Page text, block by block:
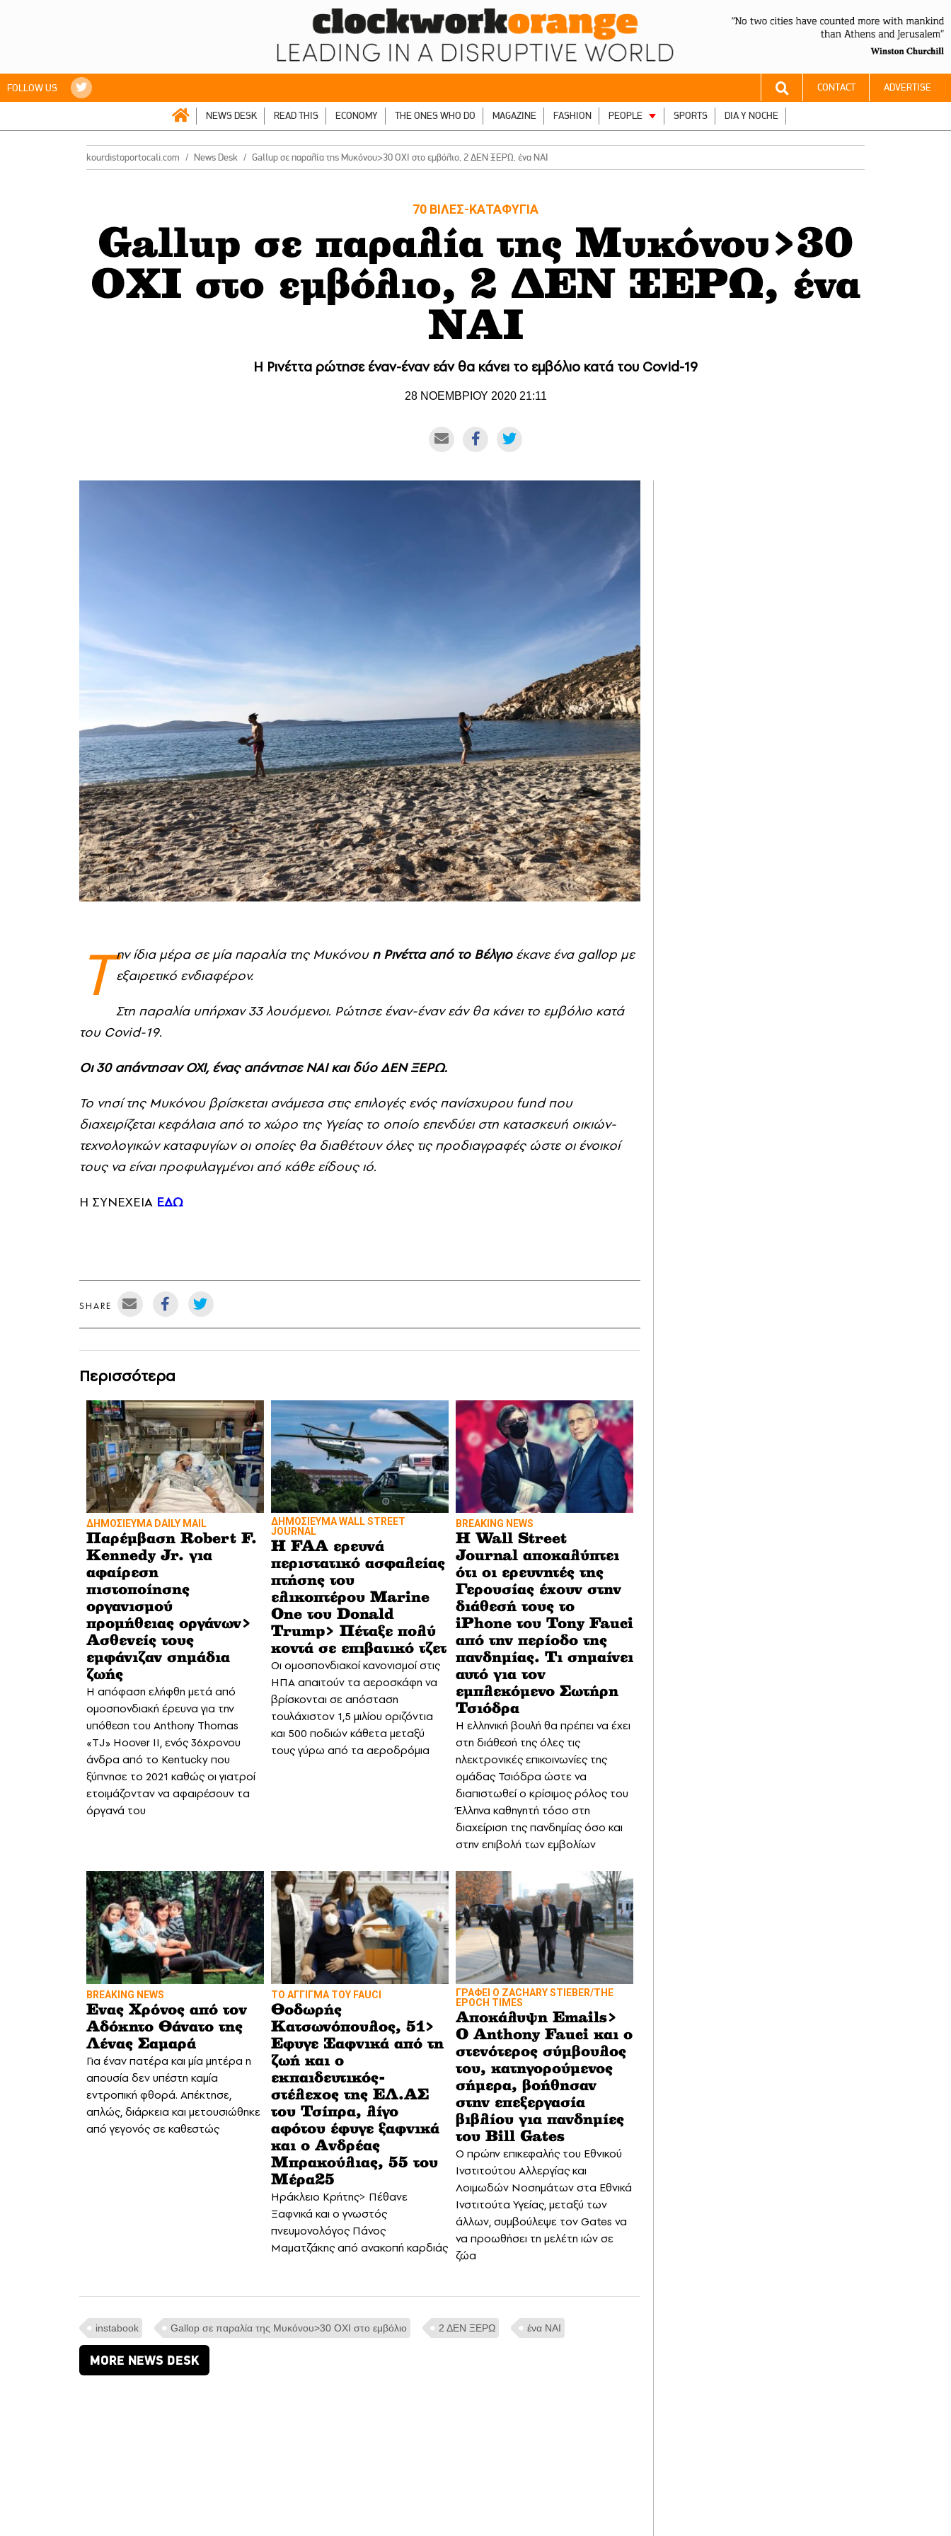
FOLLOW US CONTACT ADVERTISE
NEWS DESK READ THIS ECONOMY THE ONES WHO DO MAGAZINE FASHION PEOPLE SPORTS DIA Y NOCHE
kourdistoportocali.com News Desk Gallup σε παραλία της Μυκόνου>30 ΟΧΙ στο εμβόλιο, 2 ΔΕΝ ΞΕΡΩ, ένα ΝΑΙ
70 ΒΙΛΕΣ-ΚΑΤΑΦΥΓΙΑ
Gallup σε παραλία της Μυκόνου>30
ΟΧΙ στο εμβόλιο, 2 ΔΕΝ ΞΕΡΩ, ένα
ΝΑΙ
Η Ρινέττα ρώτησε έναν-έναν εάν θα κάνει το εμβόλιο κατά του Covid-19
28 ΝΟΕΜΒΡΙΟΥ 2020 21:11
Τ ην ίδια μέρα σε μία παραλία της Μυκόνου η Ρινέττα από το Βέλγιοέκανε ένα gallop με
εξαιρετικό ενδιαφέρον.
Στη παραλία υπήρχαν 33 λουόμενοι. Ρώτησε έναν-έναν εάν θα κάνει το εμβόλιο κατά
του Covid-19.
Oι 30 απάντησαν ΟΧΙ, ένας απάντησε ΝΑΙ και δύο ΔΕΝ ΞΕΡΩ.
Το νησί της Μυκόνου βρίσκεται ανάμεσα στις επιλογές ενός πανίσχυρου fund που
διαχειρίζεται κεφάλαια από το χώρο της Υγείας το οποίο επενδύει στη κατασκευή οικιών-
τεχνολογικών καταφυγίων οι οποίες θα διαθέτουν όλες τις προδιαγραφές ώστε οι ένοικοί
τους να είναι προφυλαγμένοι από κάθε είδους ιό.
Η ΣΥΝΕΧΕΙΑ ΕΔΩ
SHARE
Περισσότερα
ΔΗΜΟΣΙΕΥΜΑ DAILY MAIL
Παρέμβαση Robert F.
Kennedy Jr. για
αφαίρεση
πιστοποίησης
οργανισμού
προμήθειας οργάνων>
Ασθενείς τους
εμφάνιζαν σημάδια
ζωής
Η απόφαση ελήφθη μετά από
ομοσπονδιακή έρευνα για την
υπόθεση του Anthony Thomas
«TJ» Hoover II, ενός 36χρονου
άνδρα από το Kentucky που
ξύπνησε το 2021 καθώς οι γιατροί
ετοιμάζονταν να αφαιρέσουν τα
όργανά του
ΔΗΜΟΣΙΕΥΜΑ WALL STREET
JOURNAL
Η FAA ερευνά
περιστατικό ασφαλείας
πτήσης του
ελικοπτέρου Marine
One του Donald
Trump> Πέταξε πολύ
κοντά σε επιβατικό τζετ
Οι ομοσπονδιακοί κανονισμοί στις
ΗΠΑ απαιτούν τα αεροσκάφη να
βρίσκονται σε απόσταση
τουλάχιστον 1,5 μιλίου οριζόντια
και 500 ποδιών κάθετα μεταξύ
τους γύρω από τα αεροδρόμια
BREAKING NEWS
H Wall Street
Journal αποκαλύπτει
ότι οι ερευνητές της
Γερουσίας έχουν στην
διάθεσή τους το
iPhone του Tony Fauci
από την περίοδο της
πανδημίας. Τι σημαίνει
αυτό για τον
εμπλεκόμενο Σωτήρη
Τσιόδρα
Η ελληνική βουλή θα πρέπει να έχει
στη διάθεσή της όλες τις
ηλεκτρονικές επικοινωνίες της
ομάδας Τσιόδρα ώστε να
διαπιστωθεί ο κρίσιμος ρόλος του
Έλληνα καθηγητή τόσο στη
διαχείριση της πανδημίας όσο και
στην επιβολή των εμβολίων
BREAKING NEWS
Eνας Χρόνος από τον
Αδόκητο Θάνατο της
Λένας Σαμαρά
Για έναν πατέρα και μία μητέρα η
απουσία δεν υπέστη καμία
εντροπική φθορά. Απέκτησε,
απλώς, διάρκεια και μετουσιώθηκε
από γεγονός σε καθεστώς
TO ΆΓΓΙΓΜΑ ΤΟΥ FAUCI
Θοδωρής
Κατσωνόπουλος, 51>
Εφυγε Ξαφνικά από τη
ζωή και ο
εκπαιδευτικός-
στέλεχος της EΛ.ΑΣ
του Τσίπρα, λίγο
αφότου έφυγε ξαφνικά
και ο Ανδρέας
Μπρακούλιας, 55 του
Mέρα25
Hράκλειο Κρήτης> Πέθανε
Ξαφνικά και ο γνωστός
πνευμονολόγος Πάνος
Μαματζάκης από ανακοπή καρδιάς
ΓΡΑΦΕΙ Ο ZACHARY STIEBER/THE
EPOCH TIMES
Αποκάλυψη Emails>
Ο Anthony Fauci και ο
στενότερος σύμβουλος
του, κατηγορούμενος
σήμερα, βοήθησαν
στην επεξεργασία
βιβλίου για πανδημίες
του Bill Gates
Ο πρώην επικεφαλής του Εθνικού
Ινστιτούτου Αλλεργίας και
Λοιμωδών Νοσημάτων στα Εθνικά
Ινστιτούτα Υγείας, μεταξύ των
άλλων, συμβούλεψε τον Gates να
να προωθήσει τη μελέτη ιών σε
ζώα
instabook Gallop σε παραλία της Μυκόνου>30 ΟΧΙ στο εμβόλιο 2 ΔΕΝ ΞΕΡΩ ένα ΝΑΙ
MORE NEWS DESK